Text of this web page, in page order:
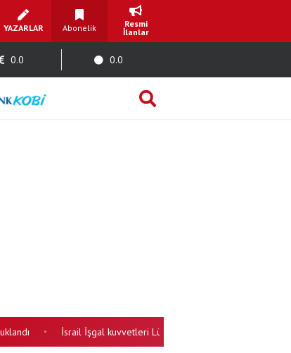
YAZARLAR Abonelik
Resmi
İlanlar
0.0 0.0
• İsrail İşgal kuvvetleri Lübnan'a saldırıyor! Güneyde siviller